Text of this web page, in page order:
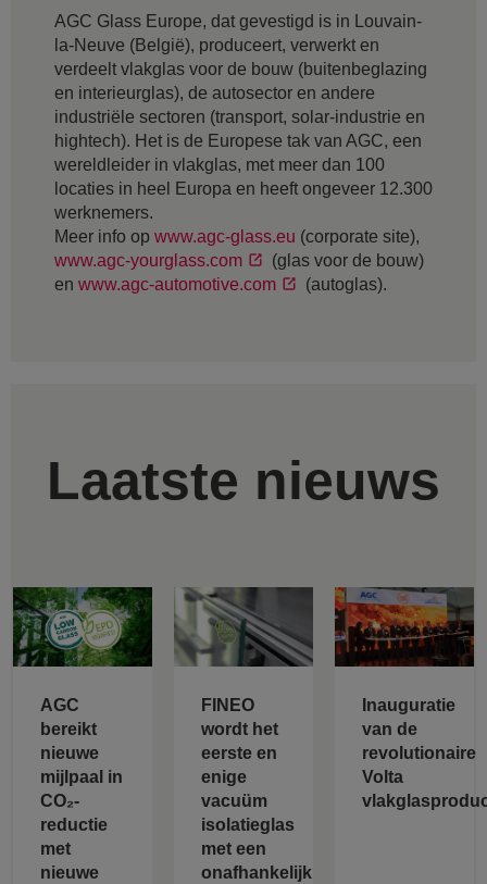
AGC Glass Europe, dat gevestigd is in Louvain-
la-Neuve (België), produceert, verwerkt en
verdeelt vlakglas voor de bouw (buitenbeglazing
en interieurglas), de autosector en andere
industriële sectoren (transport, solar-industrie en
hightech). Het is de Europese tak van AGC, een
wereldleider in vlakglas, met meer dan 100
locaties in heel Europa en heeft ongeveer 12.300
werknemers.
Meer info op www.agc-glass.eu (corporate site),
www.agc-yourglass.com
(glas voor de bouw)
en www.agc-automotive.com (autoglas).
Laatste nieuws
AGC
bereikt
nieuwe
mijlpaal in
CO₂-
reductie
met
nieuwe
FINEO
wordt het
eerste en
enige
vacuüm
isolatieglas
met een
onafhankelijk
Inauguratie
van de
revolutionaire
Volta